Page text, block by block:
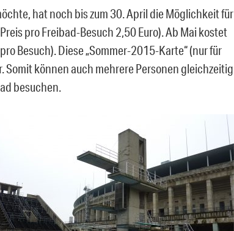
hat noch bis zum 30. April die Möglichkeit für
pro Freibad-Besuch 2,50 Euro). Ab Mai kostet
Besuch). Diese „Sommer-2015-Karte“ (nur für
Somit können auch mehrere Personen gleichzeitig
besuchen.